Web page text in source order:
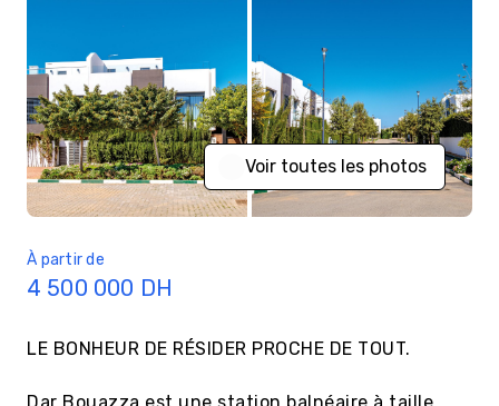
Voir toutes les photos
À partir de
4 500 000 DH
LE BONHEUR DE RÉSIDER PROCHE DE TOUT.